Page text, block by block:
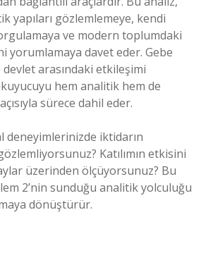
yapıları gözlemlemeye, kendi
ve modern toplumdaki
yorumlamaya davet eder. Gebe
arasındaki etkileşimi
hem analitik hem de
sürece dahil eder.
deneyimlerinizde iktidarın
gözlemliyorsunuz? Katılımın etkisini
üzerinden ölçüyorsunuz? Bu
2’nin sunduğu analitik yolculuğu
dönüştürür.